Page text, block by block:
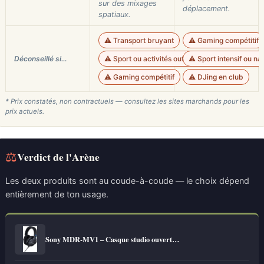
sur des mixages
spatiaux.
déplacement.
Déconseillé si…
⚠️ Transport bruyant
⚠️ Sport ou activités outdoor
⚠️ Gaming compétitif
⚠️ Gaming compétitif
⚠️ Sport intensif ou
⚠️ DJing en club
* Prix constatés, non contractuels — consultez les sites marchands pour les
prix actuels.
⚖Verdict de l'Arène
Les deux produits sont au coude-à-coude — le choix dépend
entièrement de ton usage.
Sony MDR-MV1 – Casque studio ouvert…